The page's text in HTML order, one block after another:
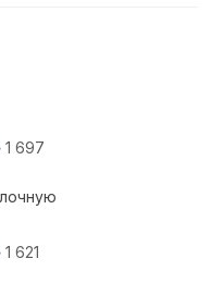
1 697
1 621